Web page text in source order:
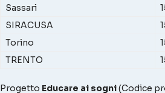
Sassari
SIRACUSA
Torino
TRENTO
Progetto Educare ai sogni(Codice